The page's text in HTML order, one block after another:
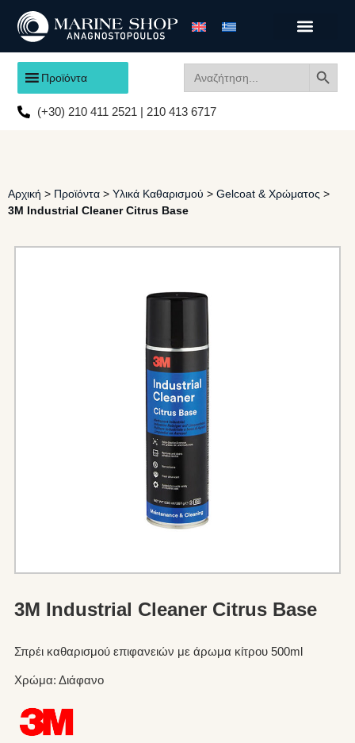
Προϊόντα
for:
(+30) 210 411 2521 | 210 413 6717
Αρχική > Προϊόντα > Υλικά Καθαρισμού > Gelcoat & Χρώματος >
3M Industrial Cleaner Citrus Base
3M Industrial Cleaner Citrus Base
Σπρέι καθαρισμού επιφανειών με άρωμα κίτρου 500ml
Χρώμα: Διάφανο